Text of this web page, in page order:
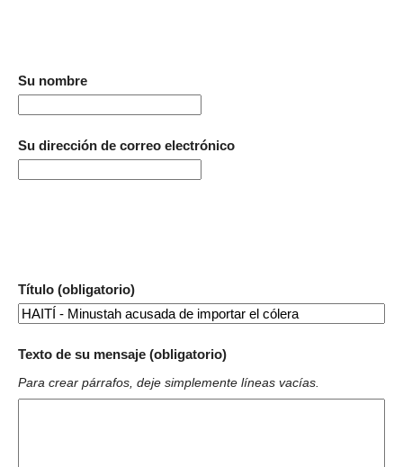
Su nombre
Su dirección de correo electrónico
Título (obligatorio)
Texto de su mensaje (obligatorio)
Para crear párrafos, deje simplemente líneas vacías.